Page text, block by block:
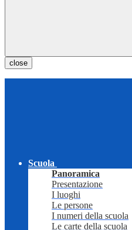
close
Scuola
Panoramica
Presentazione
I luoghi
Le persone
I numeri della scuola
Le carte della scuola